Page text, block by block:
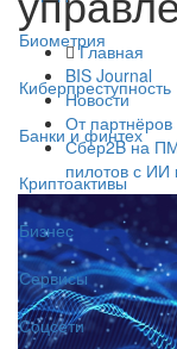
Биометрия
Киберпреступность
Банки и финтех
Криптоактивы
Бизнес
Сервисы
Соцсети
Главная
BIS Journal
Новости
От партнёров
Сбер2B на
пилотов с ИИ